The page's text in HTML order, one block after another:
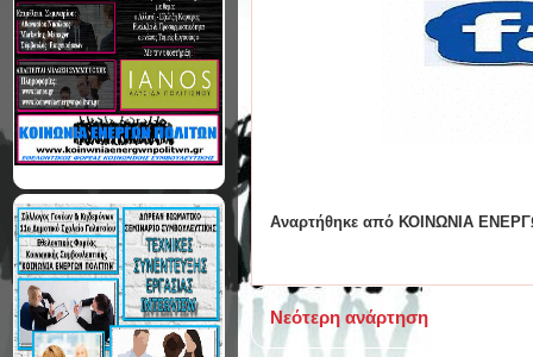
Αναρτήθηκε από ΚΟΙΝΩΝΙΑ
Νεότερη ανάρτηση